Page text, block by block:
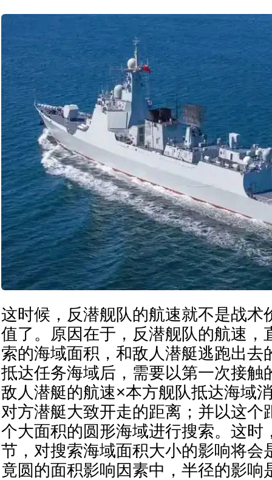
这时候，反潜舰队的航速就不是战术
值了。原因在于，反潜舰队的航速，
索的海域面积，和敌人潜艇逃跑出去
抵达任务海域后，需要以第一次接触
敌人潜艇的航速×本方舰队抵达海域
对方潜艇大致开走的距离；并以这个
个大面积的圆形海域进行搜索。这时
节，对搜索海域面积大小的影响将会
竟圆的面积影响因素中，半径的影响